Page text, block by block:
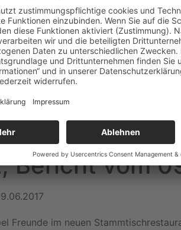
Bericht vom
Freunde im neuen